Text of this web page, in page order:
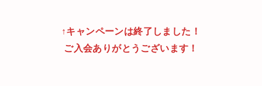
↑キャンペーンは終了しました！
ご入会ありがとうございます！